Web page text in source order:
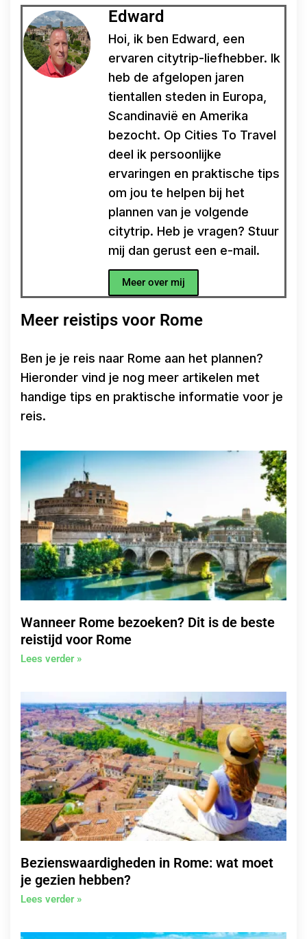
Edward
Hoi, ik ben Edward, een
ervaren citytrip-liefhebber. Ik
heb de afgelopen jaren
tientallen steden in Europa,
Scandinavië en Amerika
bezocht. Op Cities To Travel
deel ik persoonlijke
ervaringen en praktische tips
om jou te helpen bij het
plannen van je volgende
citytrip. Heb je vragen? Stuur
mij dan gerust een e-mail.
Meer over mij
Meer reistips voor Rome
Ben je je reis naar Rome aan het plannen?
Hieronder vind je nog meer artikelen met
handige tips en praktische informatie voor je
reis.
Wanneer Rome bezoeken? Dit is de beste
reistijd voor Rome
Lees verder »
Bezienswaardigheden in Rome: wat moet
je gezien hebben?
Lees verder »